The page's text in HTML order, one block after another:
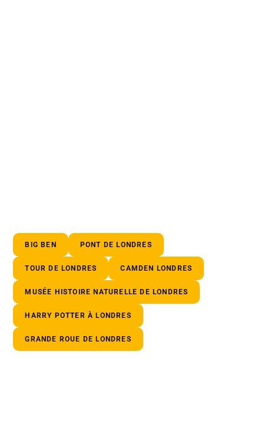
BIG BEN PONT DE LONDRES
TOUR DE LONDRES CAMDEN LONDRES
MUSÉE HISTOIRE NATURELLE DE LONDRES
HARRY POTTER À LONDRES
GRANDE ROUE DE LONDRES